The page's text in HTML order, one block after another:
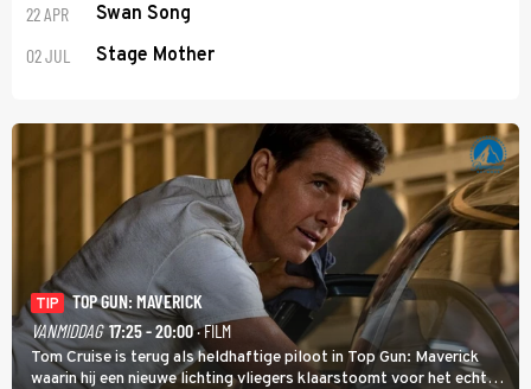
22 APR Swan Song
02 JUL Stage Mother
TIP
TOP GUN: MAVERICK
VANMIDDAG 17:25 - 20:00· FILM
Tom Cruise is terug als heldhaftige piloot in Top Gun: Maverick
waarin hij een nieuwe lichting vliegers klaarstoomt voor het echte